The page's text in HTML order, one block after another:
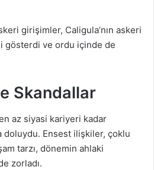
girişimler, Caligula’nın askeri
gösterdi ve ordu içinde de
Skandallar
az siyasi kariyeri kadar
doluydu. Ensest ilişkiler, çoklu
tarzı, dönemin ahlaki
zorladı.